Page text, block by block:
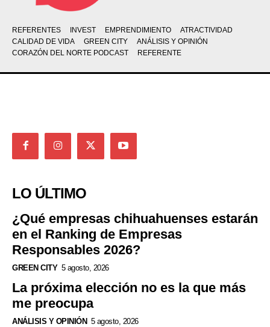
REFERENTES INVEST EMPRENDIMIENTO
ATRACTIVIDAD
CALIDAD DE VIDA
GREEN CITY
ANÁLISIS Y OPINIÓN
CORAZÓN DEL NORTE PODCAST
REFERENTE
LO ÚLTIMO
¿Qué empresas chihuahuenses estarán
en el Ranking de Empresas
Responsables 2026?
GREEN CITY 5 agosto, 2026
La próxima elección no es la que más
me preocupa
ANÁLISIS Y OPINIÓN 5 agosto, 2026